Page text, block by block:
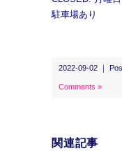
駐車場あり
2022-09-02 ｜
Comments »
関連記事